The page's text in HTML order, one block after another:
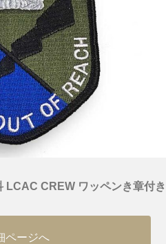
LCAC CREW ワッペンき章付き
ページへ